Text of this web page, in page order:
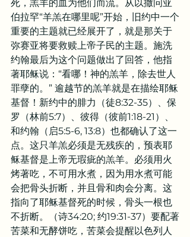
死，羔羊的血为他们而流。从以撒问亚
伯拉罕“羊羔在哪里呢”开始，旧约中一个
重要的主题就已经展开了，就是那关于
弥赛亚将要救赎上帝子民的主题。施洗
约翰最后为这个问题做出了回答，他指
著耶稣说：“看哪！神的羔羊，除去世人
罪孽的。” 逾越节的羔羊就是在描绘耶稣
基督！新约中的腓力（徒8:32-35）、保
罗（林前5:7）、彼得（彼前1:18-21）、
和约翰（启5:5-6, 13:8）也都确认了这一
点。这只羊羔必须是无残疾的，预表耶
稣基督是上帝无瑕疵的羔羊。必须用火
烤著吃，不可用水煮，因为用水煮可能
会把骨头折断，并且骨和肉会分离。这
指向了耶稣基督死的时候，骨头一根也
不折断。（诗34:20; 约19:31-37）要配著
苦菜和无酵饼吃，苦菜会提醒以色列人